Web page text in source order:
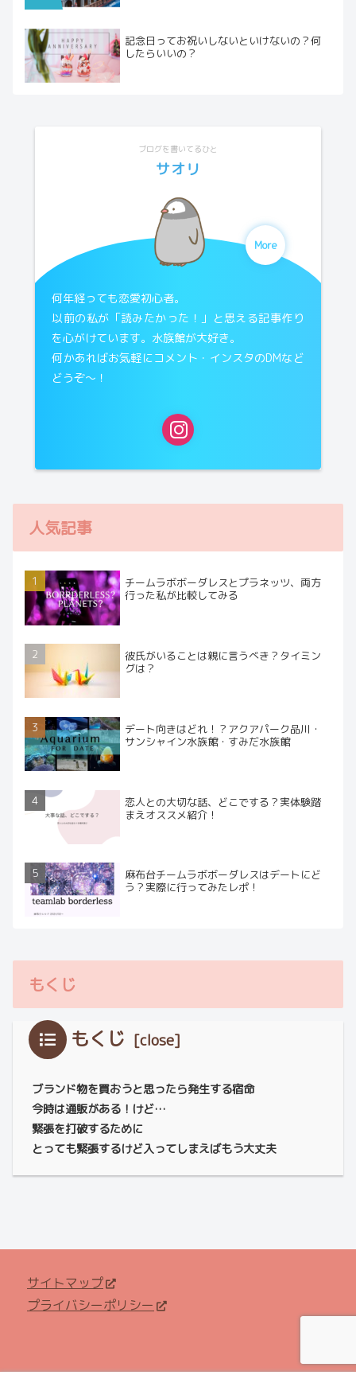
記念日ってお祝いしないといけないの？何
したらいいの？
ブログを書いてるひと
サオリ
何年経っても恋愛初心者。
以前の私が「読みたかった！」と思える記事作り
を心がけています。水族館が大好き。
何かあればお気軽にコメント・インスタのDMなど
どうぞ〜！
More
人気記事
チームラボボーダレスとプラネッツ、両方
行った私が比較してみる
彼氏がいることは親に言うべき？タイミン
グは？
デート向きはどれ！？アクアパーク品川・
サンシャイン水族館・すみだ水族館
恋人との大切な話、どこでする？実体験踏
まえオススメ紹介！
麻布台チームラボボーダレスはデートにど
う？実際に行ってみたレポ！
もくじ
もくじ
ブランド物を買おうと思ったら発生する宿命
今時は通販がある！けど…
緊張を打破するために
とっても緊張するけど入ってしまえばもう大丈夫
サイトマップ
プライバシーポリシー